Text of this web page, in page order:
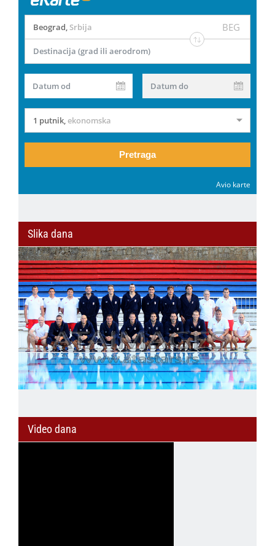
Beograd, Srbija BEG
Destinacija (grad ili aerodrom)
Datum od Datum do
1 putnik,ekonomska
Pretraga
Avio karte
Slika dana
Video dana